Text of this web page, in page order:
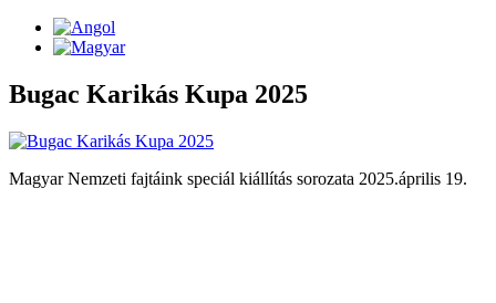
Bugac Karikás Kupa 2025
Magyar Nemzeti fajtáink speciál kiállítás sorozata 2025.április 19.